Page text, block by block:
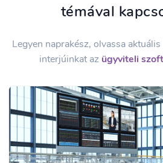
témával
Legyen naprakész, olvassa
interjúinkat az ügyviteli